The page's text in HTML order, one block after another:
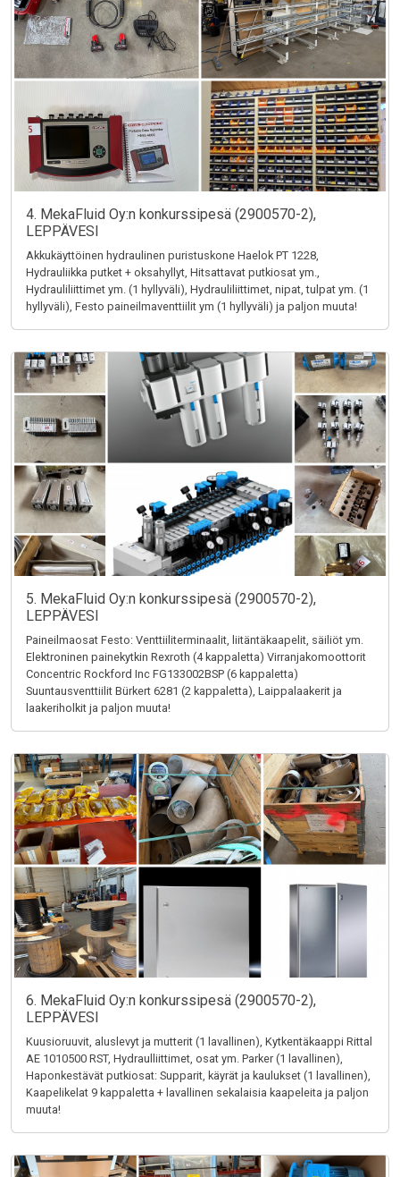
4. MekaFluid Oy:n konkurssipesä (2900570-2),
LEPPÄVESI
Akkukäyttöinen hydraulinen puristuskone Haelok PT 1228,
Hydrauliikka putket + oksahyllyt, Hitsattavat putkiosat ym.,
Hydrauliliittimet ym. (1 hyllyväli), Hydrauliliittimet, nipat, tulpat ym. (1
hyllyväli), Festo paineilmaventtiilit ym (1 hyllyväli) ja paljon muuta!
5. MekaFluid Oy:n konkurssipesä (2900570-2),
LEPPÄVESI
Paineilmaosat Festo: Venttiiliterminaalit, liitäntäkaapelit, säiliöt ym.
Elektroninen painekytkin Rexroth (4 kappaletta) Virranjakomoottorit
Concentric Rockford Inc FG133002BSP (6 kappaletta)
Suuntausventtiilit Bürkert 6281 (2 kappaletta), Laippalaakerit ja
laakeriholkit ja paljon muuta!
6. MekaFluid Oy:n konkurssipesä (2900570-2),
LEPPÄVESI
Kuusioruuvit, aluslevyt ja mutterit (1 lavallinen), Kytkentäkaappi Rittal
AE 1010500 RST, Hydraulliittimet, osat ym. Parker (1 lavallinen),
Haponkestävät putkiosat: Supparit, käyrät ja kaulukset (1 lavallinen),
Kaapelikelat 9 kappaletta + lavallinen sekalaisia kaapeleita ja paljon
muuta!